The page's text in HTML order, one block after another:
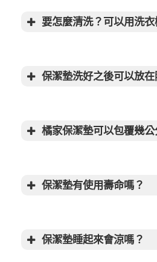
舒適性
要怎麼清洗？可以用洗衣
不可用熱
保潔墊洗好之後可以放在
橘家保潔墊可以包覆幾公
保潔墊有使用壽命嗎？
保潔墊睡起來會涼嗎？